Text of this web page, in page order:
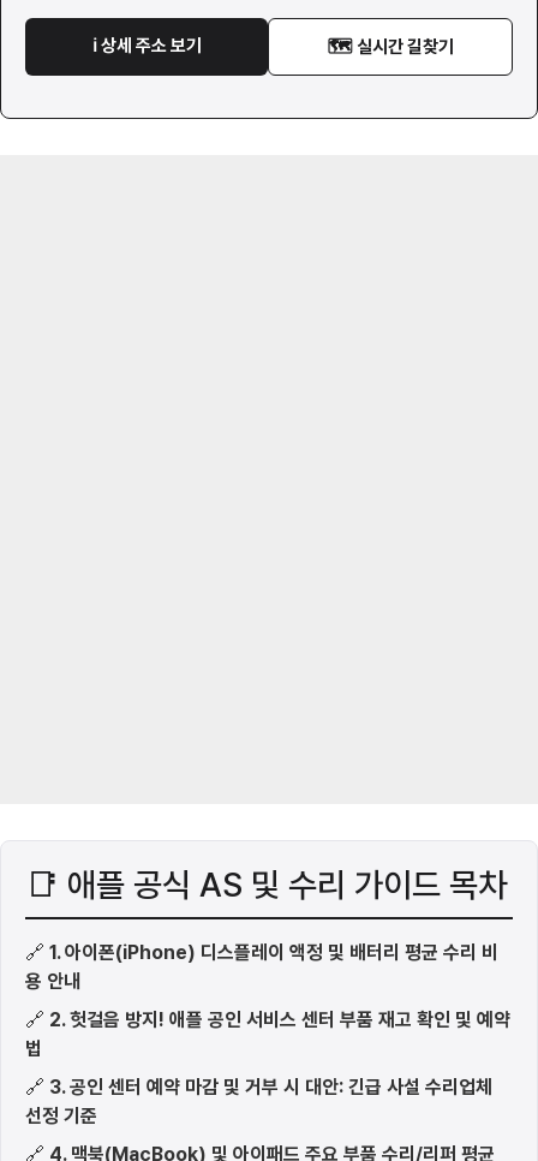
ℹ️ 상세 주소 보기 🗺️ 실시간 길찾기
📑 애플 공식 AS 및 수리 가이드 목차
🔗 1. 아이폰(iPhone) 디스플레이 액정 및 배터리 평균 수리 비
용 안내
🔗 2. 헛걸음 방지! 애플 공인 서비스 센터 부품 재고 확인 및 예약
법
🔗 3. 공인 센터 예약 마감 및 거부 시 대안: 긴급 사설 수리업체
선정 기준
🔗 4. 맥북(MacBook) 및 아이패드 주요 부품 수리/리퍼 평균